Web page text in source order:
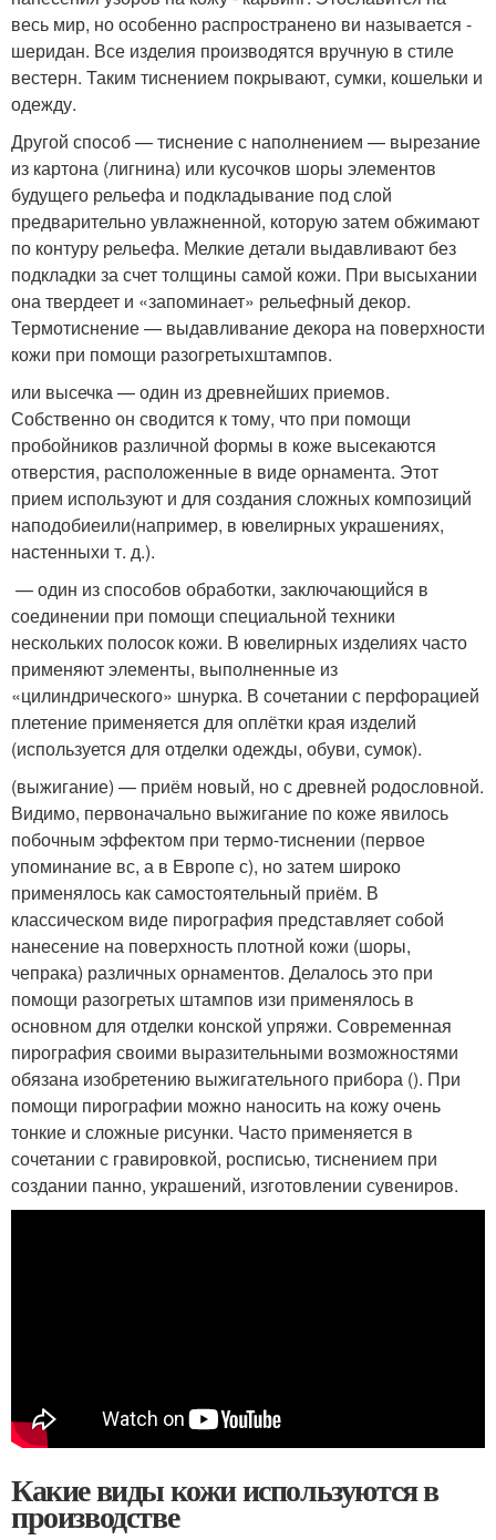
весь мир, но особенно распространено ви называется -
шеридан. Все изделия производятся вручную в стиле
вестерн. Таким тиснением покрывают, сумки, кошельки и
одежду.
Другой способ — тиснение с наполнением — вырезание
из картона (лигнина) или кусочков шоры элементов
будущего рельефа и подкладывание под слой
предварительно увлажненной, которую затем обжимают
по контуру рельефа. Мелкие детали выдавливают без
подкладки за счет толщины самой кожи. При высыхании
она твердеет и «запоминает» рельефный декор.
Термотиснение — выдавливание декора на поверхности
кожи при помощи разогретыхштампов.
или высечка — один из древнейших приемов.
Собственно он сводится к тому, что при помощи
пробойников различной формы в коже высекаются
отверстия, расположенные в виде орнамента. Этот
прием используют и для создания сложных композиций
наподобиеили(например, в ювелирных украшениях,
настенныхи т. д.).
— один из способов обработки, заключающийся в
соединении при помощи специальной техники
нескольких полосок кожи. В ювелирных изделиях часто
применяют элементы, выполненные из
«цилиндрического» шнурка. В сочетании с перфорацией
плетение применяется для оплётки края изделий
(используется для отделки одежды, обуви, сумок).
(выжигание) — приём новый, но с древней родословной.
Видимо, первоначально выжигание по коже явилось
побочным эффектом при термо-тиснении (первое
упоминание вс, а в Европе с), но затем широко
применялось как самостоятельный приём. В
классическом виде пирография представляет собой
нанесение на поверхность плотной кожи (шоры,
чепрака) различных орнаментов. Делалось это при
помощи разогретых штампов изи применялось в
основном для отделки конской упряжи. Современная
пирография своими выразительными возможностями
обязана изобретению выжигательного прибора (). При
помощи пирографии можно наносить на кожу очень
тонкие и сложные рисунки. Часто применяется в
сочетании с гравировкой, росписью, тиснением при
создании панно, украшений, изготовлении сувениров.
Какие виды кожи используются в
производстве